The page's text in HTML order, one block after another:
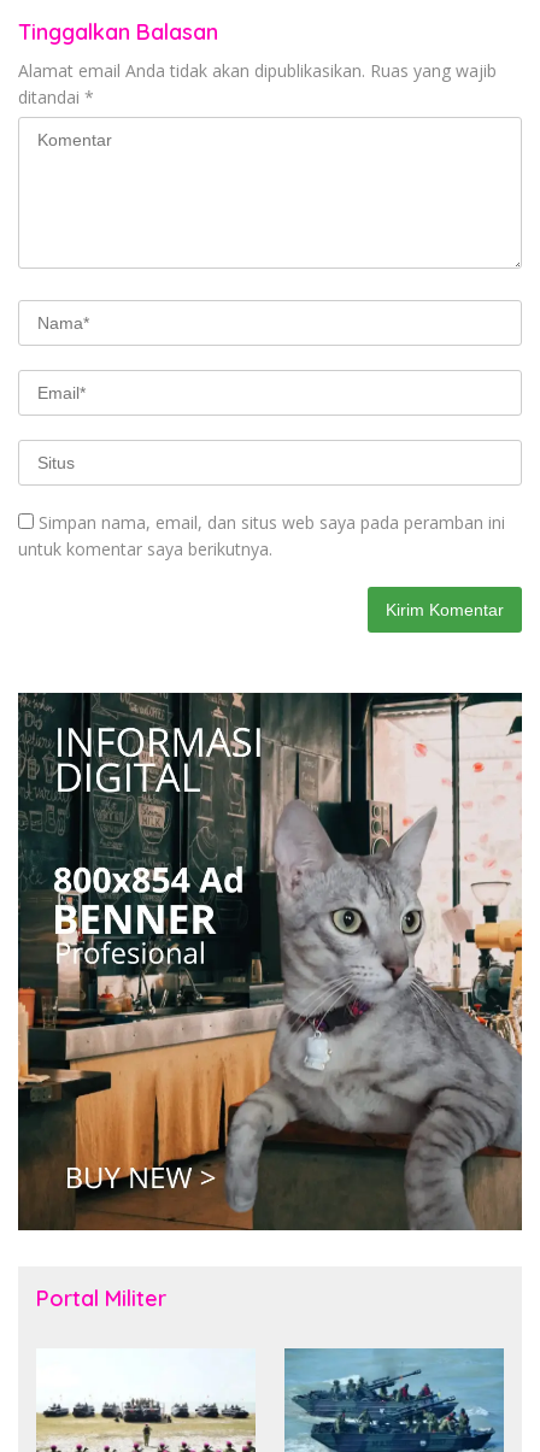
Tinggalkan Balasan
Alamat email Anda tidak akan dipublikasikan. Ruas yang wajib
ditandai *
Simpan nama, email, dan situs web saya pada peramban ini
untuk komentar saya berikutnya.
Portal Militer